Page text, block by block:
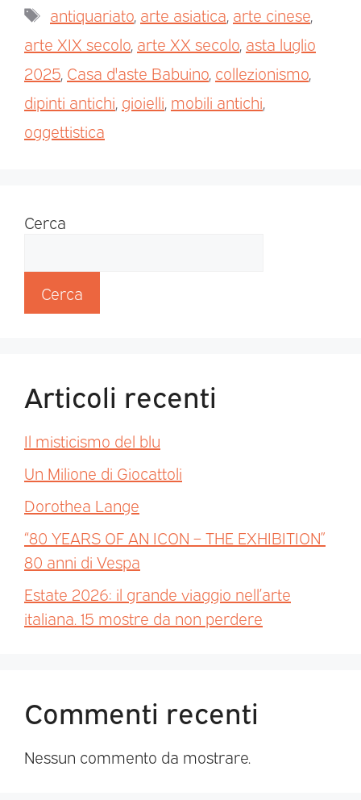
antiquariato arte asiatica arte cinese
arte XIX secolo arte XX secolo asta luglio
2025 Casa d'aste Babuino collezionismo
dipinti antichi gioielli mobili antichi
oggettistica
Cerca
Cerca
Articoli recenti
Il misticismo del blu
Un Milione di Giocattoli
Dorothea Lange
“80 YEARS OF AN ICON – THE EXHIBITION”
80 anni di Vespa
Estate 2026: il grande viaggio nell’arte
italiana. 15 mostre da non perdere
Commenti recenti
Nessun commento da mostrare.